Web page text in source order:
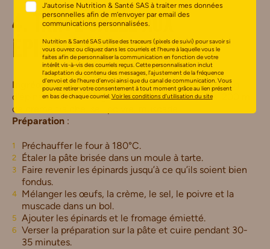
4. Tarte salée aux
épinards et feta
Ingrédients: 1 pâte brisée sans sucres ajoutés, 300 g
d’épinards frais, 200 g de feta émiettée, 3 œufs, 200 ml
de crème fraîche, sel, poivre, muscade.
Préparation :
Préchauffer le four à 180°C.
Étaler la pâte brisée dans un moule à tarte.
Faire revenir les épinards jusqu’à ce qu’ils soient bien
fondus.
Mélanger les œufs, la crème, le sel, le poivre et la
muscade dans un bol.
Ajouter les épinards et le fromage émietté.
Verser la préparation sur la pâte et cuire pendant 30-
35 minutes.
J’autorise Nutrition & Santé SAS à traiter mes données
personnelles afin de m’envoyer par email des
communications personnalisées.
Nutrition & Santé SAS utilise des traceurs (pixels de suivi) pour savoir si
vous ouvrez ou cliquez dans les courriels et l’heure à laquelle vous le
faites afin de personnaliser la communication en fonction de votre
intérêt vis-à-vis des courriels reçus. Cette personnalisation inclut
l’adaptation du contenu des messages, l’ajustement de la fréquence
d’envoi et de l’heure d’envoi ainsi que du canal de communication. Vous
pouvez retirer votre consentement à tout moment grâce au lien présent
en bas de chaque courriel.Voir les conditions d’utilisation du site